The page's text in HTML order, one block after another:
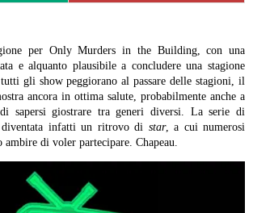
per Only Murders in the Building, con una
e alquanto plausibile a concludere una stagione
gli show peggiorano al passare delle stagioni, il
ancora in ottima salute, probabilmente anche a
sapersi giostrare tra generi diversi. La serie di
infatti un ritrovo di star, a cui numerosi
ambire di voler partecipare. Chapeau.